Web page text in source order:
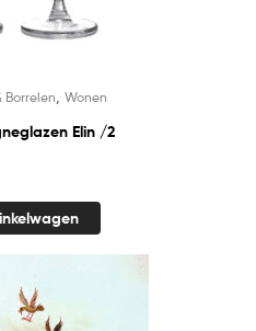
Borrelen Wonen
Elin /2